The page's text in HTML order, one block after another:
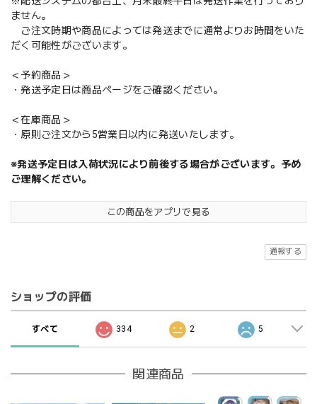
ません。
ご注文時期や商品によっては発送までに通常よりお時間をいた
だく可能性がございます。
＜予約商品＞
・発送予定日は商品ページをご確認ください。
＜在庫商品＞
・原則ご注文から5営業日以内に発送いたします。
※発送予定日は入荷状況により前後する場合がございます。予め
ご理解ください。
この商品をアプリで見る
通報する
ショップの評価
すべて 334 2 5
関連商品